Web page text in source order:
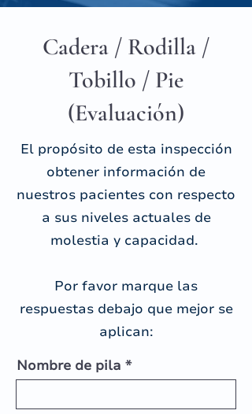
Cadera / Rodilla /
Tobillo / Pie
(Evaluación)
El propósito de esta inspección
obtener información de
nuestros pacientes con respecto
a sus niveles actuales de
molestia y capacidad.
Por favor marque las
respuestas debajo que mejor se
aplican:
Nombre de pila